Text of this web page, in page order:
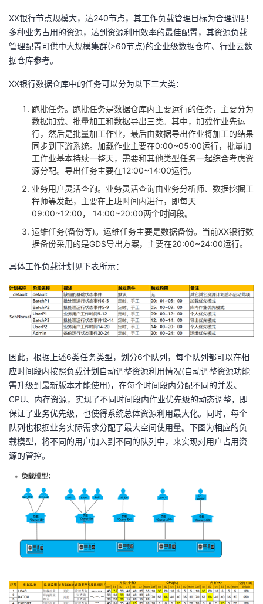
XX银行节点规模大，达240节点，其工作负载管理目标为合理调配
多种业务占用的资源，达到资源利用效率的最佳配置，其资源负载
管理配置可供中大规模集群(>60节点)的企业级数据仓库、行业云数
据仓库参考。
XX银行数据仓库中的任务可以分为以下三大类：
跑批任务。跑批任务是数据仓库内主要运行的任务，主要分为
数据加载、批量加工和数据导出三类。其中，加载作业先运
行，然后是批量加工作业，最后由数据导出作业将加工的结果
同步到下游系统。加载作业主要在0:00~05:00运行，批量加
工作业基本持续一整天，需要和其他类型任务一起综合考虑资
源分配。导出任务主要在12:00~14:00运行。
业务用户灵活查询。业务灵活查询由业务分析师、数据挖掘工
程师等发起，主要在上班时间内进行，即每天
09:00~12:00， 14:00~20:00两个时间段。
运维任务(备份等)。运维任务主要是数据备份。当前XX银行数
据备份采用的是GDS导出方案，主要在20:00~24:00运行。
具体工作负载计划见下表所示：
因此，根据上述6类任务类型，划分6个队列，每个队列都可以在相
应时间段内按照负载计划自动调整资源利用情况(自动调整资源功能
需升级到最新版本才能使用)，在每个时间段内分配不同的并发、
CPU、内存资源，实现了不同时间段内作业优先级的动态调整，即
保证了业务优先级，也使得系统总体资源利用最大化。同时，每个
队列也根据业务实际需求分配了最大空间使用量。下图为相应的负
载模型，将不同的用户加入到不同的队列中，来实现对用户占用资
源的管控。